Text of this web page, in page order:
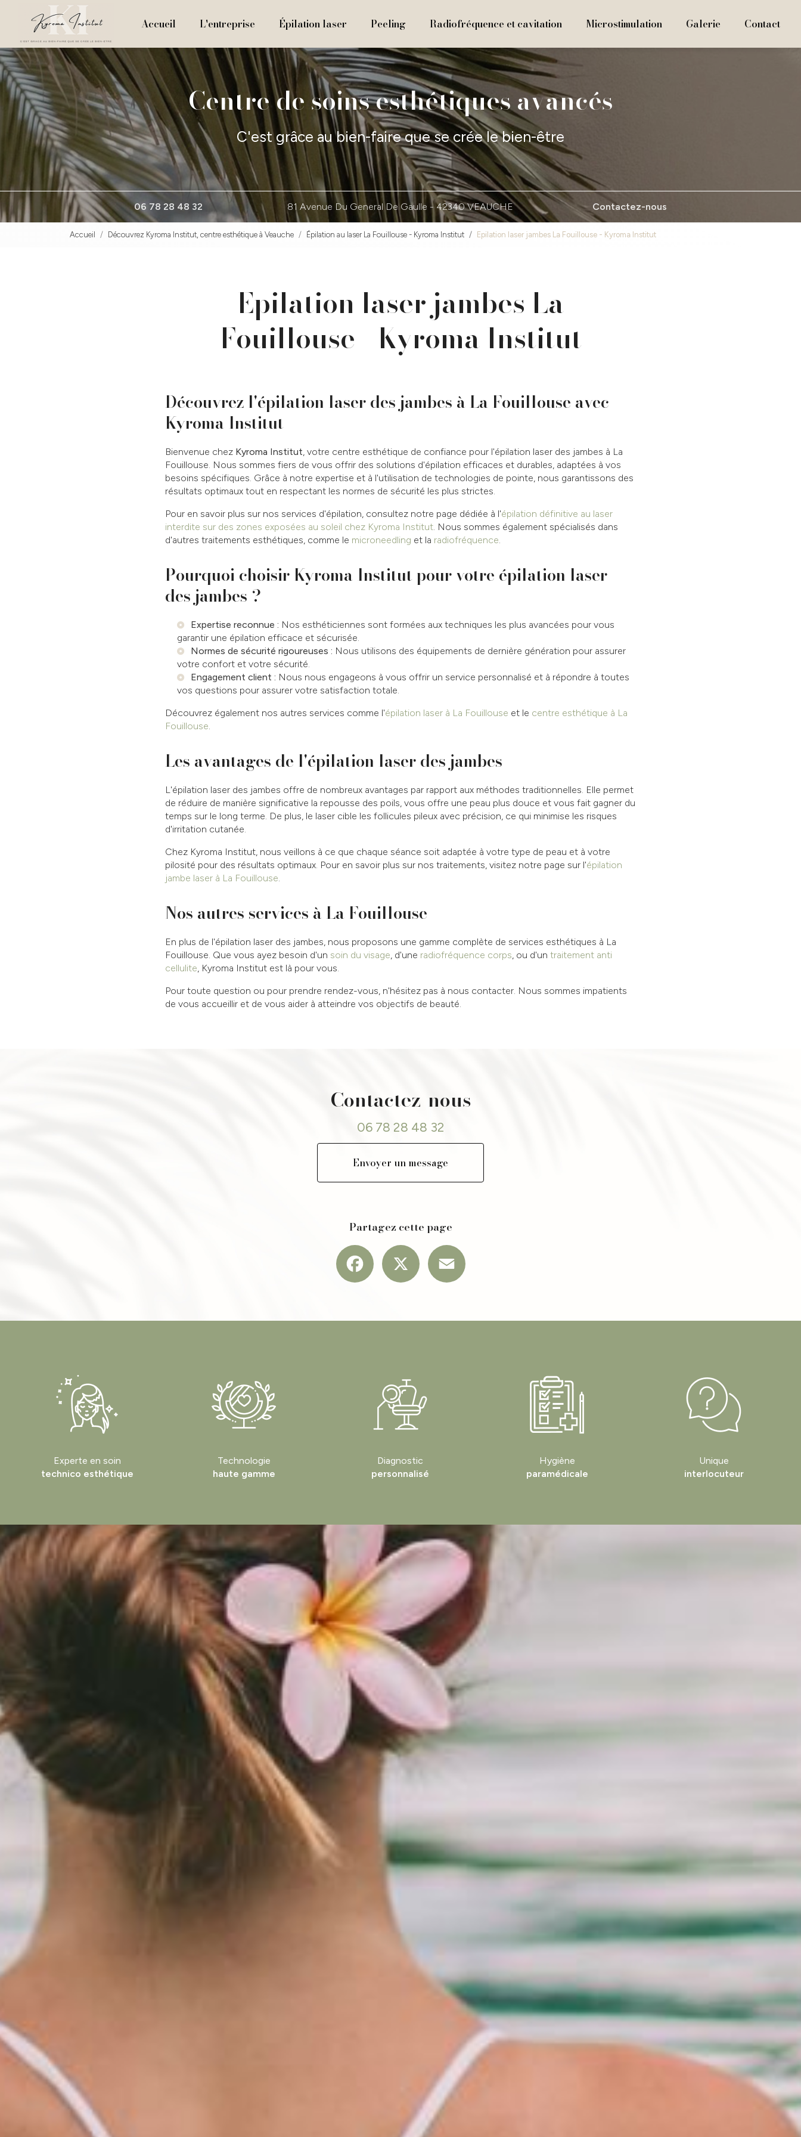
contenu
principal
Accueil
L'entreprise Épilation laser Peeling Radiofréquence et cavitation Microstimulation Galerie Contact
Centre de soins esthétiques avancés
C'est grâce au bien-faire que se crée le bien-être
06 78 28 48 32 81 Avenue Du General De Gaulle -42340 VEAUCHE Contactez-nous
Accueil Découvrez Kyroma Institut, centre esthétique à Veauche Épilation au laser La Fouillouse - Kyroma Institut Epilation laser jambes La Fouillouse - Kyroma Institut
Epilation laser jambes La
Fouillouse - Kyroma Institut
Découvrez l'épilation laser des jambes à La Fouillouse avec
Kyroma Institut
Bienvenue chez Kyroma Institut, votre centre esthétique de confiance pour l'épilation laser des jambes à La
Fouillouse. Nous sommes fiers de vous offrir des solutions d'épilation efficaces et durables, adaptées à vos
besoins spécifiques. Grâce à notre expertise et à l'utilisation de technologies de pointe, nous garantissons des
résultats optimaux tout en respectant les normes de sécurité les plus strictes.
Pour en savoir plus sur nos services d'épilation, consultez notre page dédiée à l'épilation définitive au laser
interdite sur des zones exposées au soleil chez Kyroma Institut. Nous sommes également spécialisés dans
d'autres traitements esthétiques, comme le microneedling et la radiofréquence.
Pourquoi choisir Kyroma Institut pour votre épilation laser
des jambes ?
Expertise reconnue : Nos esthéticiennes sont formées aux techniques les plus avancées pour vous
garantir une épilation efficace et sécurisée.
Normes de sécurité rigoureuses : Nous utilisons des équipements de dernière génération pour assurer
votre confort et votre sécurité.
Engagement client : Nous nous engageons à vous offrir un service personnalisé et à répondre à toutes
vos questions pour assurer votre satisfaction totale.
Découvrez également nos autres services comme l'épilation laser à La Fouillouse et le centre esthétique à La
Fouillouse.
Les avantages de l'épilation laser des jambes
L'épilation laser des jambes offre de nombreux avantages par rapport aux méthodes traditionnelles. Elle permet
de réduire de manière significative la repousse des poils, vous offre une peau plus douce et vous fait gagner du
temps sur le long terme. De plus, le laser cible les follicules pileux avec précision, ce qui minimise les risques
d'irritation cutanée.
Chez Kyroma Institut, nous veillons à ce que chaque séance soit adaptée à votre type de peau et à votre
pilosité pour des résultats optimaux. Pour en savoir plus sur nos traitements, visitez notre page sur l'épilation
jambe laser à La Fouillouse.
Nos autres services à La Fouillouse
En plus de l'épilation laser des jambes, nous proposons une gamme complète de services esthétiques à La
Fouillouse. Que vous ayez besoin d'un soin du visage, d'une radiofréquence corps, ou d'un traitement anti
cellulite, Kyroma Institut est là pour vous.
Pour toute question ou pour prendre rendez-vous, n'hésitez pas à nous contacter. Nous sommes impatients
de vous accueillir et de vous aider à atteindre vos objectifs de beauté.
Contactez-nous
06 78 28 48 32
Envoyer un message
Partagez cette page
Facebook
Experte en soin
technico esthétique
Technologie
haute gamme
Diagnostic
personnalisé
Hygiène
paramédicale
Unique
interlocuteur